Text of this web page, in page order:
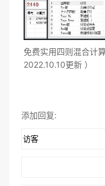
免费实用四则混合计
2022.10.10更新 ）
添加回复: